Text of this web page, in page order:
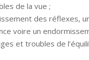
de la vue ;
des réflexes,
voire un
et troubles de